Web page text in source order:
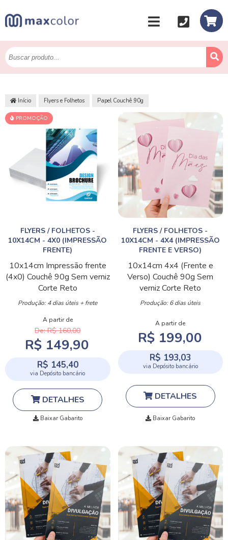
Início Flyers e Folhetos Papel Couchê 90g
PROMOÇÃO
FLYERS / FOLHETOS -
10X14CM - 4X0 (IMPRESSÃO
FRENTE)
10x14cm Impressão frente
(4x0) Couchê 90g Sem verniz
Corte Reto
Produção: 4 dias úteis + frete
A partir de
De: R$ 160,00
R$ 149,90
R$ 145,40
via Depósito bancário
DETALHES
Baixar Gabarito
FLYERS / FOLHETOS -
10X14CM - 4X4 (IMPRESSÃO
FRENTE E VERSO)
10x14cm 4x4 (Frente e
Verso) Couchê 90g Sem
vernizCorte Reto
Produção: 6 dias úteis
A partir de
R$ 199,00
R$ 193,03
via Depósito bancário
DETALHES
Baixar Gabarito